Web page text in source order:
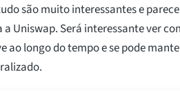
são muito interessantes e
Uniswap. Será interessante ver
ao longo do tempo e se pode